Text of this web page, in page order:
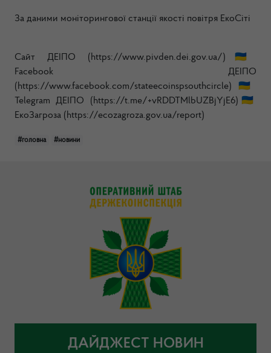
За даними моніторингової станції якості повітря ЕкоСіті
Сайт ДЕІПО (https://www.pivden.dei.gov.ua/)🇺🇦
Facebook ДЕІПО
(https://www.facebook.com/stateecoinspsouthcircle)🇺🇦
Telegram ДЕІПО (https://t.me/+vRDDTMlbUZBjYjE6)🇺🇦
ЕкоЗагроза (https://ecozagroza.gov.ua/report)
#головна #новини
ДАЙДЖЕСТ НОВИН